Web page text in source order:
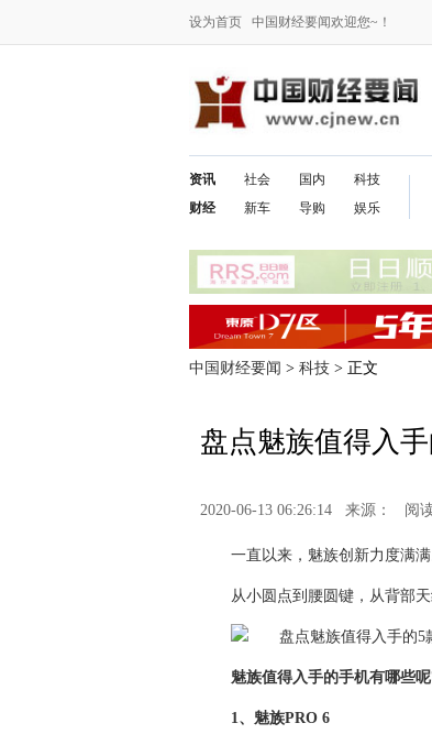
设为首页 中国财经要闻欢迎您~！
资讯
财经
社会
新车
国内
导购
科技
娱乐
中国财经要闻 > 科技 > 正文
盘点魅族值得入
2020-06-13 06:26:14 来源： 阅
一直以来，魅族创新力度满满
从小圆点到腰圆键，从背部
魅族值得入手的手机有哪些
1、魅族PRO 6